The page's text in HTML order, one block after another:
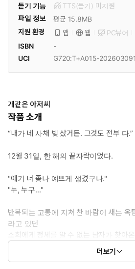
듣기 기능
TTS(듣기) 미 지원
파일 정보
평균 15.8MB
지원 환경
앱 웹 PC뷰어
ISBN
-
UCI
G720:T+A015-
개같은 아저씨
작품 소개
“내가 네 사채 빚 샀거든. 그것도 전부 다.”
12월 31일, 한 해의 끝자락이었다.
"애기 너 좆나 예쁘게 생겼구나."
"누, 누구..."
반복되는 고통에 지쳐 찬 바람이 새는 옥
라고 있던
소희에게 정체를 알 수 없는 남자가 찾아온
남자의 정체는 새로운 채권자, 계원호.
더보기